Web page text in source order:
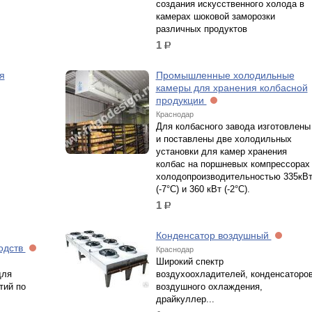
создания искусственного холода в
камерах шоковой заморозки
различных продуктов
1 р.
Промышленные холодильные
камеры для хранения колбасной
продукции
Краснодар
Для колбасного завода изготовлены
и поставлены две холодильных
установки для камер хранения
колбас на поршневых компрессорах
холодопроизводительностью 335кВт
(-7°С) и 360 кВт (-2°С).
1 р.
по
Конденсатор воздушный
Краснодар
Широкий спектр
воздухоохладителей,
воздушного охлаждения,
драйкуллер...